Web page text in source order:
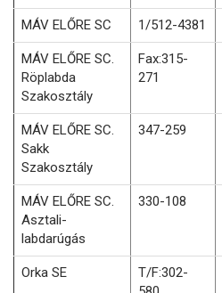
MÁV ELŐRE SC 1/512-4381
MÁV ELŐRE SC.
Röplabda
Szakosztály
Fax:315-
271
MÁV ELŐRE SC.
Sakk
Szakosztály
347-259
MÁV ELŐRE SC.
Asztali-
labdarúgás
330-108
Orka SE
T/F:302-